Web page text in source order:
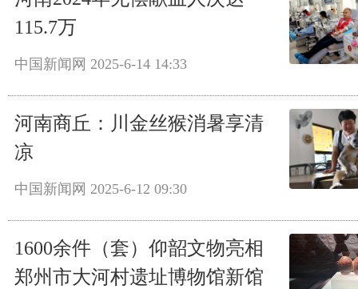
115.7万
中国新闻网 2025-6-14 14:33
河南商丘：川金丝猴消暑享清
凉
中国新闻网 2025-6-12 09:30
1600余件（套）仰韶文物亮相
郑州市大河村遗址博物馆新馆